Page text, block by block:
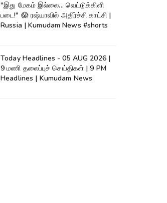
"இது மேகம் இல்லை... வெட்டுக்கிளி
படை!" 😱 ரஷ்யாவில் அதிர்ச்சி காட்சி |
Russia | Kumudam News #shorts
Today Headlines - 05 AUG 2026 |
9 மணி தலைப்புச் செய்திகள் | 9 PM
Headlines | Kumudam News